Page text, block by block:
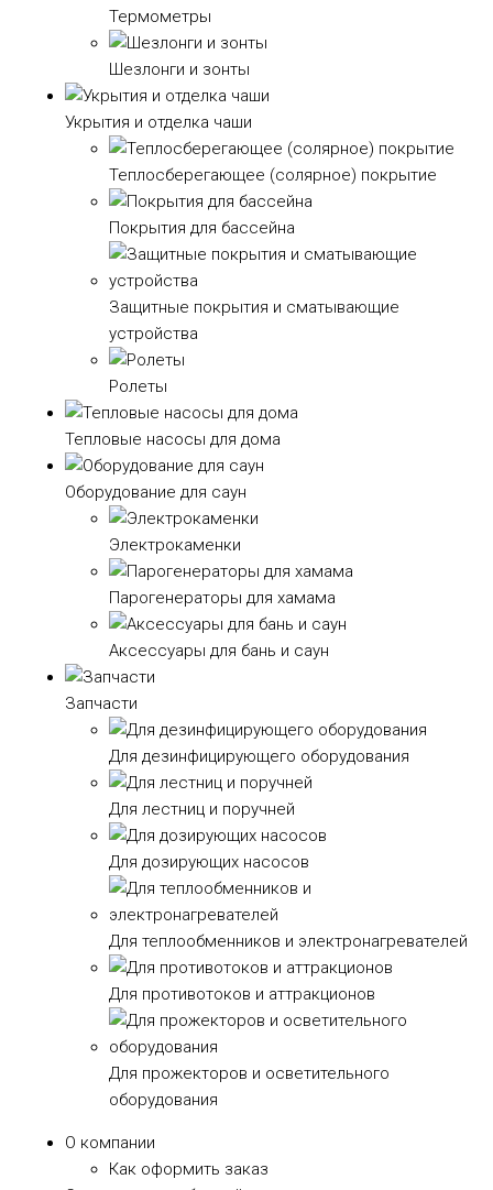
Термометры
Шезлонги и зонты
Укрытия и отделка чаши
Теплосберегающее (солярное) покрытие
Покрытия для бассейна
Защитные покрытия и сматывающие
устройства
Ролеты
Тепловые насосы для дома
Оборудование для саун
Электрокаменки
Парогенераторы для хамама
Аксессуары для бань и саун
Запчасти
Для дезинфицирующего оборудования
Для лестниц и поручней
Для дозирующих насосов
Для теплообменников и электронагревателей
Для противотоков и аттракционов
Для прожекторов и осветительного
оборудования
О компании
Как оформить заказ